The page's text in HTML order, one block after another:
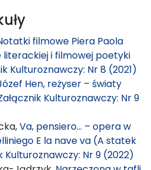
filmowe Piera Paola
literackiej i filmowej poetyki
Kulturoznawczy: Nr 8 (2021)
Hen, reżyser – światy
Kulturoznawczy: Nr 9
Va, pensiero… – opera w
E la nave va (A statek
Kulturoznawczy: Nr 9 (2022)